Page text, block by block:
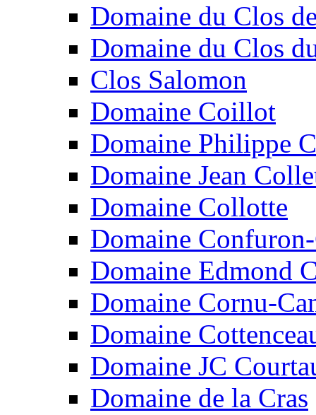
Domaine du Clos
Domaine du Clos
Clos Salomon
Domaine Coillot
Domaine Philippe
Domaine Jean
Domaine Collotte
Domaine
Domaine Edmond
Domaine Cornu-
Domaine
Domaine JC
Domaine de la Cras